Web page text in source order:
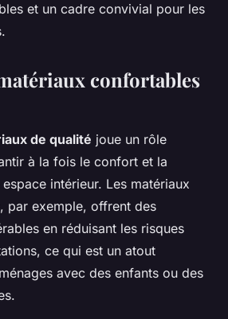
et un cadre convivial pour les
confortables
de qualité joue un rôle
à la fois le confort et la
intérieur. Les matériaux
par exemple, offrent des
en réduisant les risques
ce qui est un atout
avec des enfants ou des